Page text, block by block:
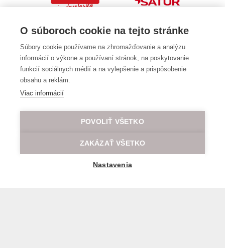
O súboroch cookie na tejto stránke
Súbory cookie používame na zhromažďovanie a analýzu
informácií o výkone a používaní stránok, na poskytovanie
funkcií sociálnych médií a na vylepšenie a prispôsobenie
obsahu a reklám.
Viac informácií
POVOLIŤ VŠETKO
ZAKÁZAŤ VŠETKO
Nastavenia